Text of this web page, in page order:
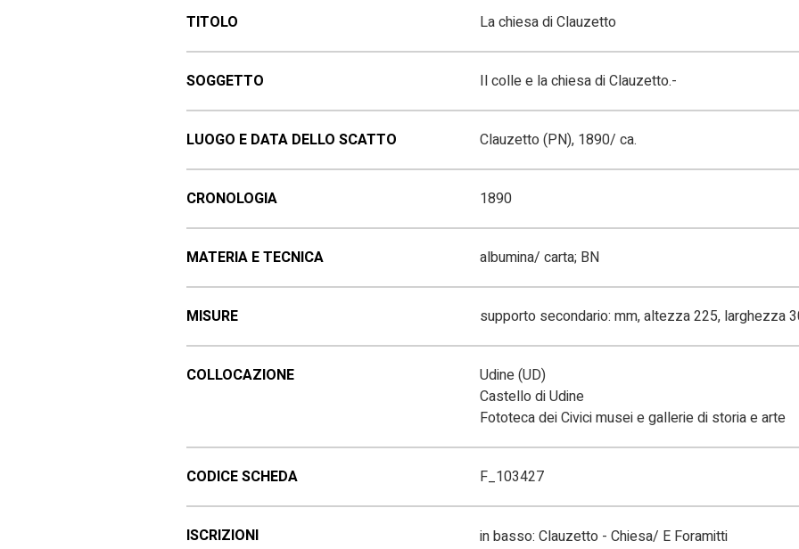
TITOLO La chiesa di Clauzetto
SOGGETTO Il colle e la chiesa di Clauzetto.-
LUOGO E DATA DELLO SCATTO Clauzetto (PN), 1890/ ca.
CRONOLOGIA 1890
MATERIA E TECNICA albumina/ carta; BN
MISURE supporto secondario: mm, altezza 225, larghezza
COLLOCAZIONE
Udine (UD)
Castello di Udine
Fototeca dei Civici musei e gallerie di storia e arte
CODICE SCHEDA F_103427
ISCRIZIONI in basso: Clauzetto - Chiesa/ E Foramitti